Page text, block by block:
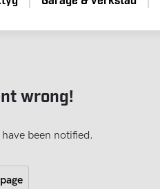
wrong!
been notified.